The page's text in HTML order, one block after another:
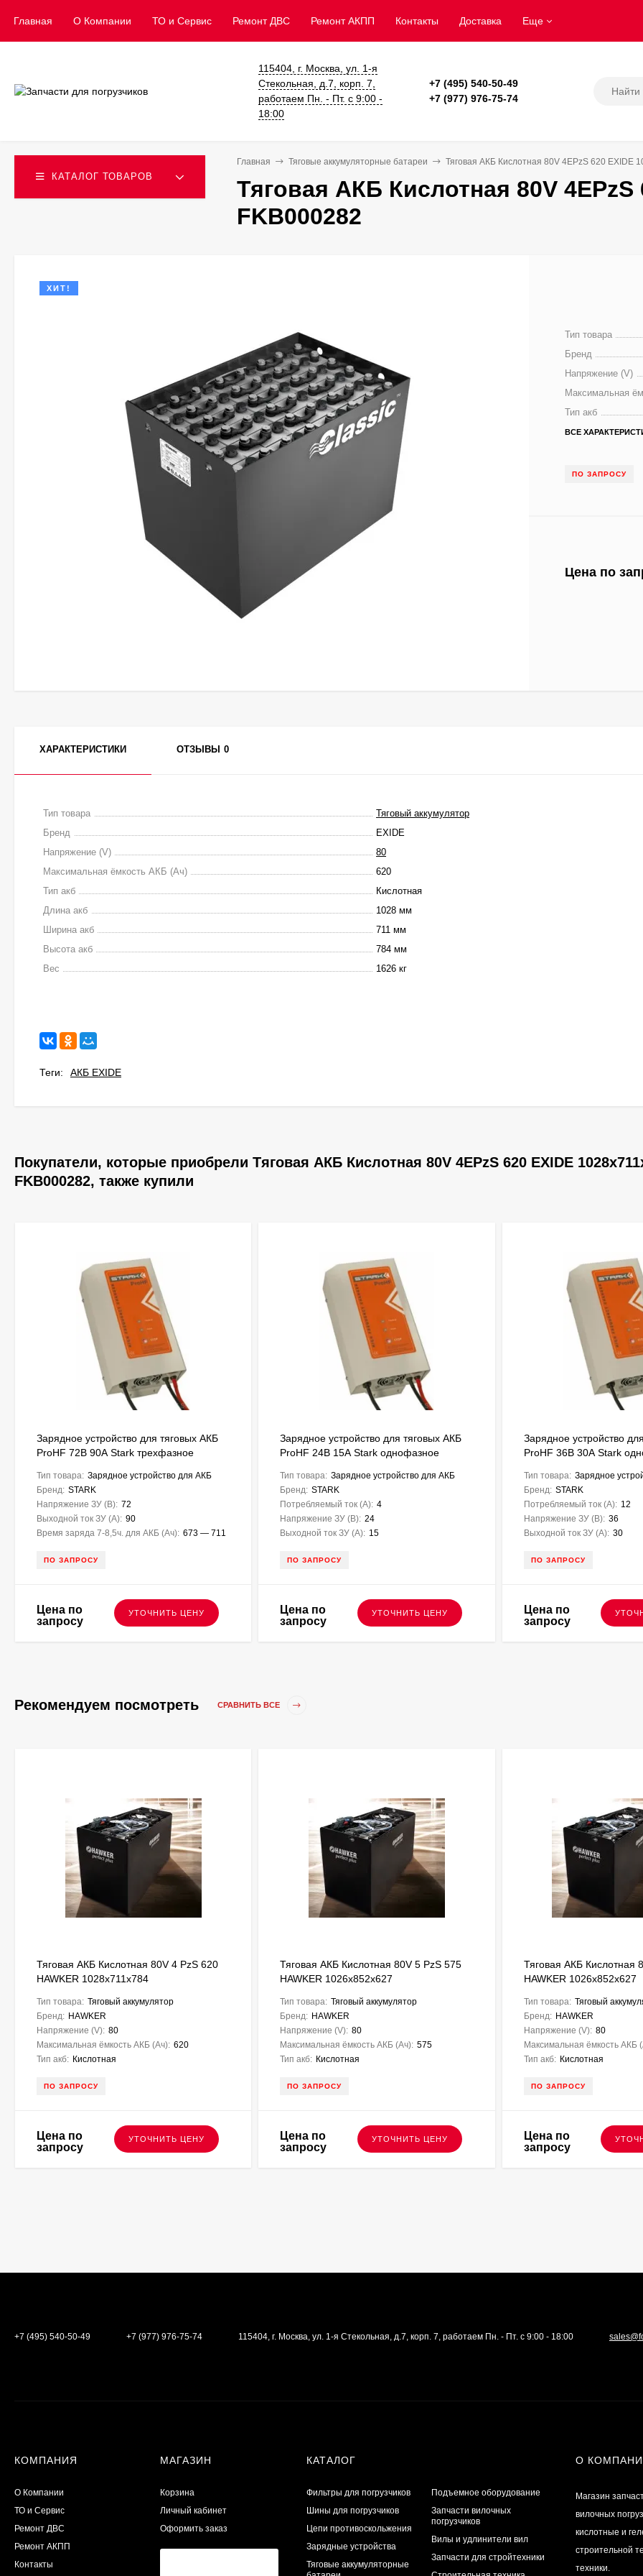
Главная О Компании ТО и Сервис ​Ремонт ДВС Ремонт АКПП Контакты Доставка Еще
115404, г. Москва, ул. 1-я
Стекольная, д.7, корп. 7,
работаем Пн. - Пт. с 9:00 -
18:00
+7 (495) 540-50-49
+7 (977) 976-75-74
КАТАЛОГ ТОВАРОВ
Главная Тяговые аккумуляторные батареи Тяговая АКБ Кислотная 80V 4EPzS 620 EXIDE
Тяговая АКБ Кислотная 80V 4EPzS
FKB000282
ХИТ!
Тип товара
Бренд
Напряжение (V)
Максимальная
Тип акб
ВСЕ
ПО ЗАПРОСУ
Цена по
ХАРАКТЕРИСТИКИ ОТЗЫВЫ 0
Тип товара
Тяговый аккумулятор
Бренд
EXIDE
Напряжение (V)
80
Максимальная ёмкость АКБ (Ач)
620
Тип акб
Кислотная
Длина акб
1028 мм
Ширина акб
711 мм
Высота акб
784 мм
Вес
1626 кг
Теги: АКБ EXIDE
Покупатели, которые приобрели Тяговая АКБ Кислотная 80V 4EPzS 620 EXIDE
FKB000282, также купили
Зарядное устройство для тяговых АКБ
ProHF 72В 90А Stark трехфазное
Тип товара: Зарядное устройство для АКБ
Бренд: STARK
Напряжение ЗУ (В): 72
Выходной ток ЗУ (A): 90
Время заряда 7-8,5ч. для АКБ (Ач): 673 — 711
ПО ЗАПРОСУ
Цена по
запросу
УТОЧНИТЬ ЦЕНУ
Зарядное устройство для тяговых АКБ
ProHF 24В 15А Stark однофазное
Тип товара: Зарядное устройство для АКБ
Бренд: STARK
Потребляемый ток (А): 4
Напряжение ЗУ (В): 24
Выходной ток ЗУ (A): 15
ПО ЗАПРОСУ
Цена по
запросу
УТОЧНИТЬ ЦЕНУ
Зарядное устройство
ProHF 36В 30А Stark
Тип товара: Зарядное
Бренд: STARK
Потребляемый ток (А): 12
Напряжение ЗУ (В): 36
Выходной ток ЗУ (A): 30
ПО ЗАПРОСУ
Цена по
запросу
Рекомендуем посмотреть СРАВНИТЬ ВСЕ
Тяговая АКБ Кислотная 80V 4 PzS 620
HAWKER 1028х711х784
Тип товара: Тяговый аккумулятор
Бренд: HAWKER
Напряжение (V): 80
Максимальная ёмкость АКБ (Ач): 620
Тип акб: Кислотная
ПО ЗАПРОСУ
Цена по
запросу
УТОЧНИТЬ ЦЕНУ
Тяговая АКБ Кислотная 80V 5 PzS 575
HAWKER 1026х852х627
Тип товара: Тяговый аккумулятор
Бренд: HAWKER
Напряжение (V): 80
Максимальная ёмкость АКБ (Ач): 575
Тип акб: Кислотная
ПО ЗАПРОСУ
Цена по
запросу
УТОЧНИТЬ ЦЕНУ
Тяговая АКБ Кислотная
HAWKER 1026х852х627
Тип товара: Тяговый
Бренд: HAWKER
Напряжение (V): 80
Максимальная ёмкость АКБ
Тип акб: Кислотная
ПО ЗАПРОСУ
Цена по
запросу
+7 (495) 540-50-49 +7 (977) 976-75-74 115404, г. Москва, ул. 1-я Стекольная, д.7, корп. 7, работаем Пн. - Пт. с 9:00 - 18:00
КОМПАНИЯ
О Компании
ТО и Сервис
​Ремонт ДВС
Ремонт АКПП
Контакты
МАГАЗИН
Корзина
Личный кабинет
Оформить заказ
КАТАЛОГ
Фильтры для погрузчиков
Шины для погрузчиков
Цепи противоскольжения
Зарядные устройства
Тяговые аккумуляторные
Подъемное оборудование
Запчасти вилочных
погрузчиков
Вилы и удлинители вил
Запчасти для стройтехники
О
Магазин
вилочных
кислотные и
строительной
техники.